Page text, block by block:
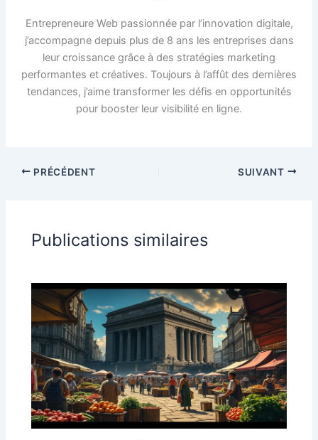
Entrepreneure Web passionnée par l’innovation digitale,
j’accompagne depuis plus de 8 ans les entreprises dans
leur croissance grâce à des stratégies marketing
performantes et créatives. Toujours à l’affût des dernières
tendances, j’aime transformer les défis en opportunités
pour booster leur visibilité en ligne.
PRÉCÉDENT SUIVANT
Publications similaires